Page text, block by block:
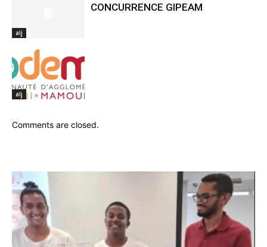
alj
CONCURRENCE GIPEAM
alj
Comments are closed.